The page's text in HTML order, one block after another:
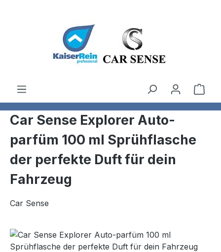
Car Sense Explorer Auto-
parfüm 100 ml Sprühflasche
der perfekte Duft für dein
Fahrzeug
Car Sense
Bildergalerie überspringen